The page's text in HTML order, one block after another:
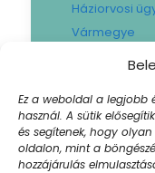
Ez a weboldal a legjobb
használ. A sütik
és segítenek, hogy
oldalon, mint a
hozzájárulás
Háziorvosi
Vármegye
Városi
Művese
Facility